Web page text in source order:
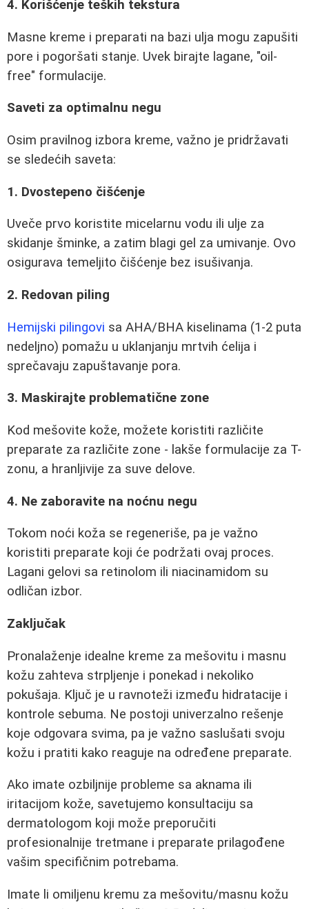
4. Korišćenje teških tekstura
Masne kreme i preparati na bazi ulja mogu zapušiti
pore i pogoršati stanje. Uvek birajte lagane, "oil-
free" formulacije.
Saveti za optimalnu negu
Osim pravilnog izbora kreme, važno je pridržavati
se sledećih saveta:
1. Dvostepeno čišćenje
Uveče prvo koristite micelarnu vodu ili ulje za
skidanje šminke, a zatim blagi gel za umivanje. Ovo
osigurava temeljito čišćenje bez isušivanja.
2. Redovan piling
Hemijski pilingovi sa AHA/BHA kiselinama (1-2 puta
nedeljno) pomažu u uklanjanju mrtvih ćelija i
sprečavaju zapuštavanje pora.
3. Maskirajte problematične zone
Kod mešovite kože, možete koristiti različite
preparate za različite zone - lakše formulacije za T-
zonu, a hranljivije za suve delove.
4. Ne zaboravite na noćnu negu
Tokom noći koža se regeneriše, pa je važno
koristiti preparate koji će podržati ovaj proces.
Lagani gelovi sa retinolom ili niacinamidom su
odličan izbor.
Zaključak
Pronalaženje idealne kreme za mešovitu i masnu
kožu zahteva strpljenje i ponekad i nekoliko
pokušaja. Ključ je u ravnoteži između hidratacije i
kontrole sebuma. Ne postoji univerzalno rešenje
koje odgovara svima, pa je važno saslušati svoju
kožu i pratiti kako reaguje na određene preparate.
Ako imate ozbiljnije probleme sa aknama ili
iritacijom kože, savetujemo konsultaciju sa
dermatologom koji može preporučiti
profesionalnije tretmane i preparate prilagođene
vašim specifičnim potrebama.
Imate li omiljenu kremu za mešovitu/masnu kožu